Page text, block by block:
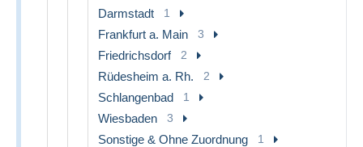
Darmstadt 1
Frankfurt a. Main 3
Friedrichsdorf 2
Rüdesheim a. Rh. 2
Schlangenbad 1
Wiesbaden 3
Sonstige & Ohne Zuordnung 1